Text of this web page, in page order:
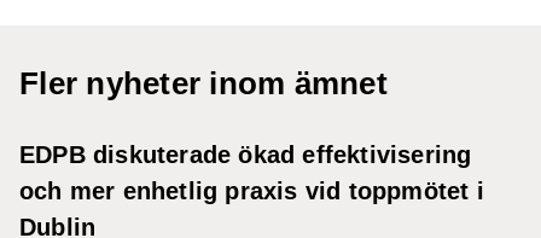
Fler nyheter inom ämnet
EDPB diskuterade ökad effektivisering
och mer enhetlig praxis vid toppmötet i
Dublin